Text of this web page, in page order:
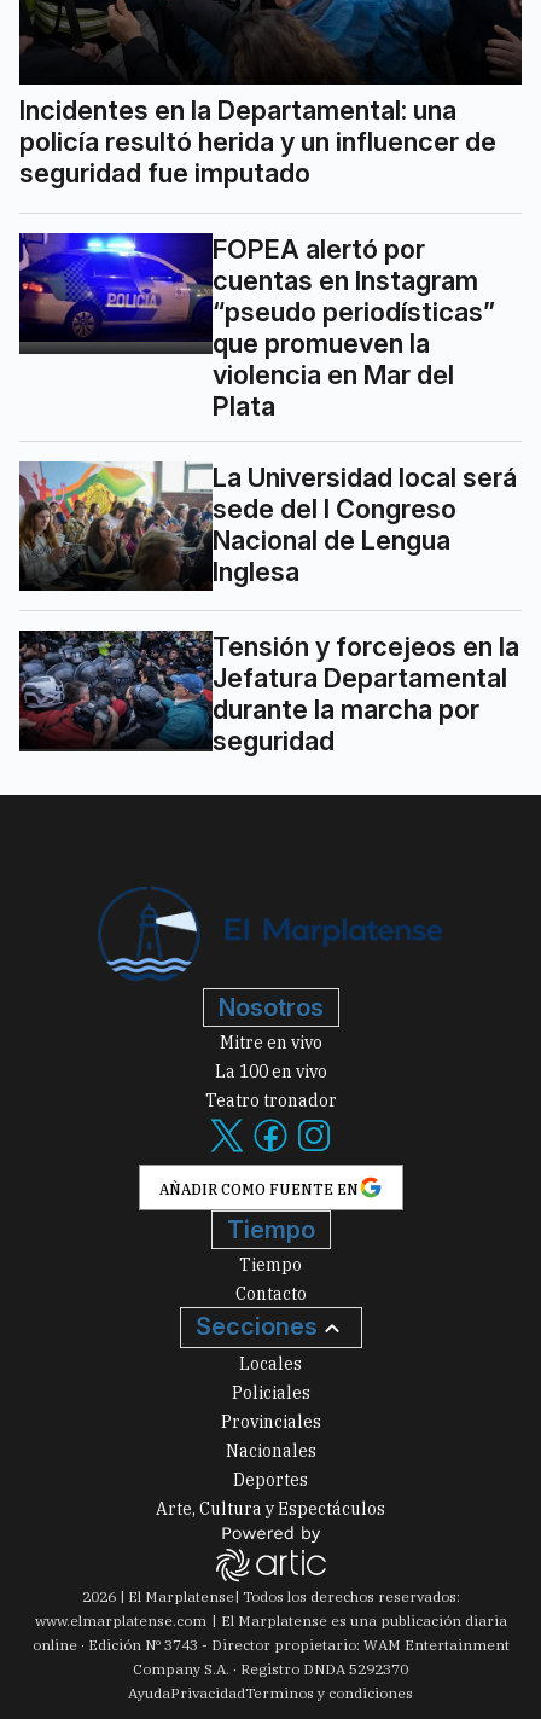
Incidentes en la Departamental: una
policía resultó herida y un influencer de
seguridad fue imputado
FOPEA alertó por
cuentas en Instagram
“pseudo periodísticas”
que promueven la
violencia en Mar del
Plata
La Universidad local será
sede del I Congreso
Nacional de Lengua
Inglesa
Tensión y forcejeos en la
Jefatura Departamental
durante la marcha por
seguridad
Nosotros
Mitre en vivo
La 100 en vivo
Teatro tronador
AÑADIR COMO FUENTE EN
Tiempo
Tiempo
Contacto
Secciones
Locales
Policiales
Provinciales
Nacionales
Deportes
Arte, Cultura y Espectáculos
2026| El Marplatense| Todos los derechos reservados:
www.elmarplatense.com
El Marplatense es una publicación diaria
online · Edición Nº 3743 - Director propietario: WAM Entertainment
Company S.A. · Registro DNDA 5292370
AyudaPrivacidadTerminos y condiciones